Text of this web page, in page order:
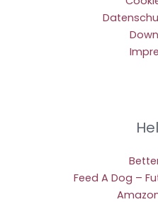
Feed A Dog –